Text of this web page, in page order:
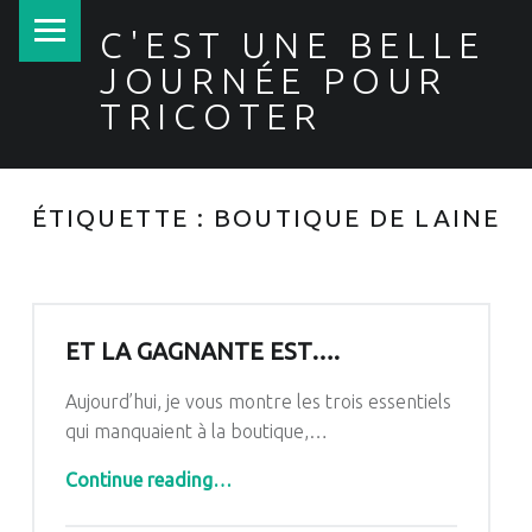
C'EST UNE BELLE
JOURNÉE POUR
TRICOTER
ÉTIQUETTE : BOUTIQUE DE LAINE
ET LA GAGNANTE EST….
Aujourd’hui, je vous montre les trois essentiels
qui manquaient à la boutique,…
Continue reading…